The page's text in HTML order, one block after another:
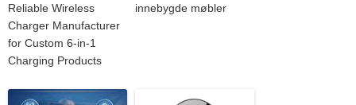
Reliable Wireless
Charger Manufacturer
for Custom 6-in-1
Charging Products
innebygde møbler